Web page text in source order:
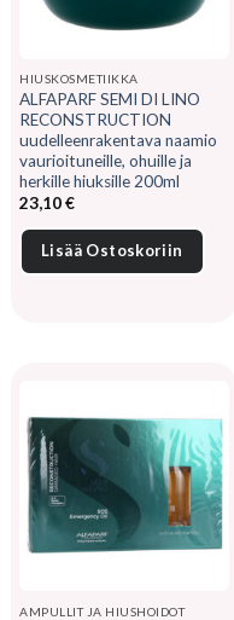
HIUSKOSMETIIKKA
ALFAPARF SEMI DI LINO
RECONSTRUCTION
uudelleenrakentava naamio
vaurioituneille, ohuille ja
herkille hiuksille 200ml
23,10€
Lisää Ostoskoriin
AMPULLIT JA HIUSHOIDOT